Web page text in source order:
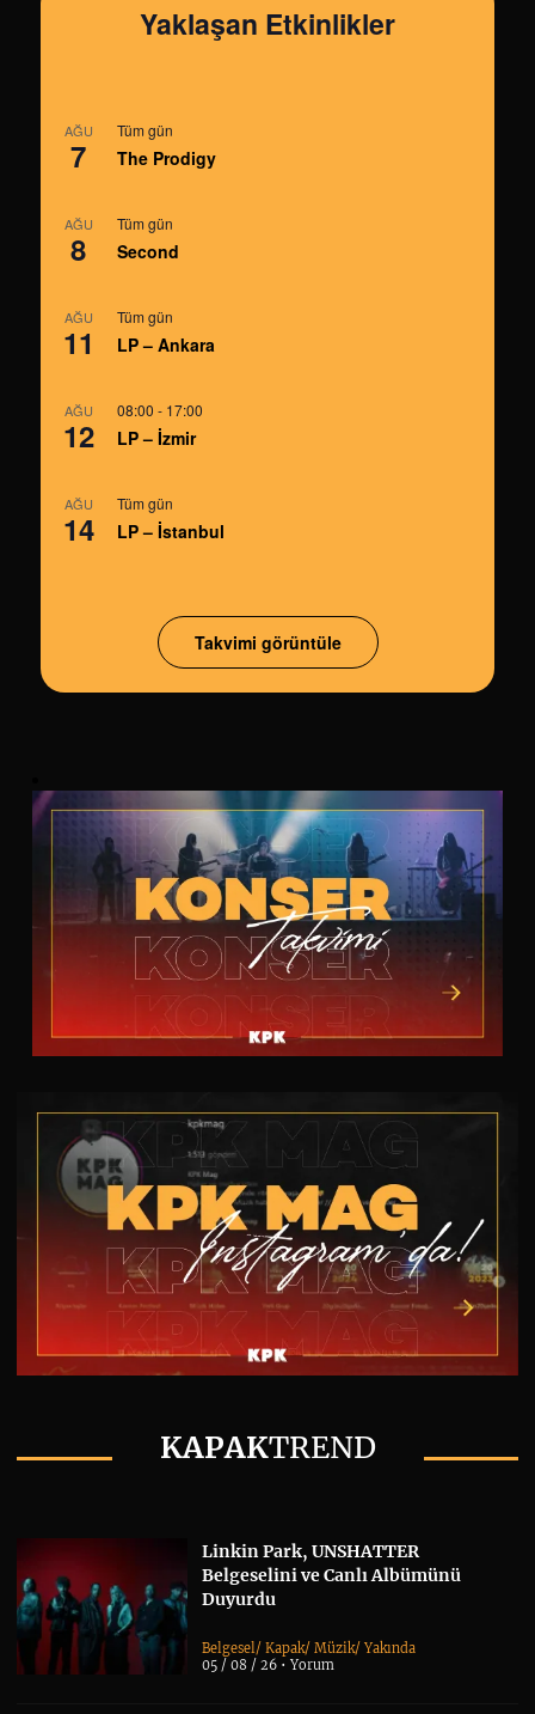
Yaklaşan Etkinlikler
AĞU
7
Tüm gün
The Prodigy
AĞU
8
Tüm gün
Second
AĞU
11
Tüm gün
LP – Ankara
AĞU
12
08:00 - 17:00
LP – İzmir
AĞU
14
Tüm gün
LP – İstanbul
Takvimi görüntüle
KAPAKTREND
Linkin Park, UNSHATTER
Belgeselini ve Canlı Albümünü
Duyurdu
Belgesel /Kapak/Müzik/Yakında
05 / 08 / 26 •Yorum